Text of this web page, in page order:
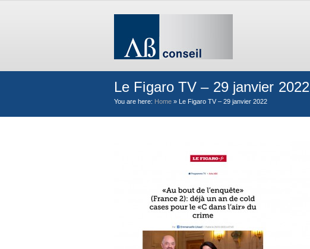
Le Figaro TV – 29 janvier 2022
You are here: Home » Le Figaro TV – 29 janvier 2022